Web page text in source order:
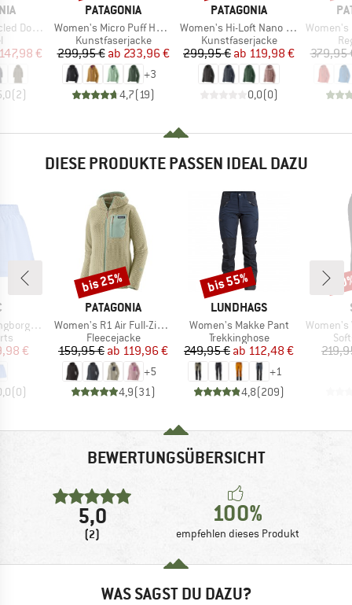
Parka
Preis
€
(2)
MARKE
PATAGONIA
Artikel
Women's Micro Puff Hoody
Produktgruppe
Kunstfaserjacke
Preis
299,95 € reduzierter Preis
ab 233,96 €
+3
4,7( 19)
MARKE
PATAGONIA
Artikel
Women's Hi-Loft Nano Puff Hoody
Produktgruppe
Kunstfaserjacke
Preis
299,95 € reduzierter Preis
ab 119,98 €
0,0(0)
Artikel
Women's
379,95
DIESE PRODUKTE PASSEN IDEAL DAZU
Light Shorts
Preis
€
(0)
MARKE
PATAGONIA
Artikel
Women's R1 Air Full-Zip Hoody
Produktgruppe
Fleecejacke
Preis
159,95 € reduzierter Preis
ab 119,96 €
+5
4,9(31 )
Rabatt
bis 25%
MARKE
LUNDHAGS
Artikel
Women's Makke Pant
Produktgruppe
Trekkinghose
Preis
249,95 € reduzierter Preis
ab 112,48 €
+1
4,8(209)
Rabatt
bis 55%
Artikel
Women's
BEWERTUNGSÜBERSICHT
5,0
(2)
100%
empfehlen dieses Produkt
WAS SAGST DU DAZU?